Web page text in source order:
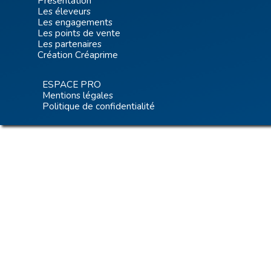
Les éleveurs
Les engagements
Les points de vente
Les partenaires
Création Créaprime
ESPACE PRO
Mentions légales
Politique de confidentialité